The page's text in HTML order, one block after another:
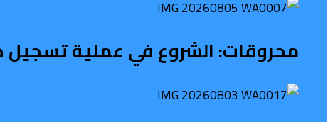
محروقات: الشروع في عملية تسجيل